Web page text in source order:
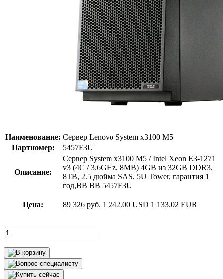
Наименование: Сервер Lenovo System x3100 M5
Партномер:
5457F3U
Описание:
Сервер System x3100 M5 / Intel Xeon E3-1271
v3 (4C / 3.6GHz, 8MB) 4GB из 32GB DDR3,
8TB, 2.5 дюйма SAS, 5U Tower, гарантия 1
год,ВВ ВВ 5457F3U
Цена: 89 326 руб. 1 242.00 USD 1 133.02 EUR